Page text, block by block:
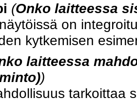
(Onko laitteessa
on
kytkemisen
laitteessa
)
tarkoittaa